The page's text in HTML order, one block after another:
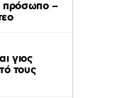
πρόσωπο –
γιος
τους